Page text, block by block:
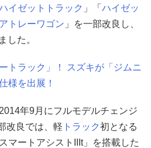
イゼットトラック 」「 ハイゼッ
アトレーワゴン 」を一部改良し、
した。
トラック」！ スズキが「ジムニ
様を出展！
年9月にフルモデルチェンジ
改良では、軽 トラック初となる
マートアシストIIIt」を搭載した